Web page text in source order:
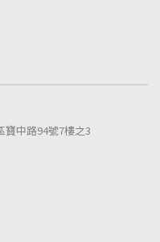
寶中路94號7樓之3